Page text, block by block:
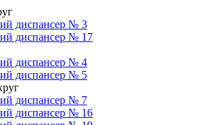
диспансер № 3
диспансер № 17
диспансер № 4
диспансер № 5
диспансер № 7
диспансер № 16